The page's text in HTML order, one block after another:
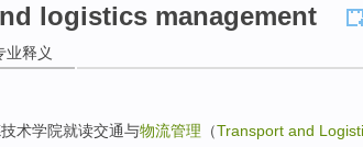
logistics management
业释义
术学院就读交通与物流管理 （Transport and